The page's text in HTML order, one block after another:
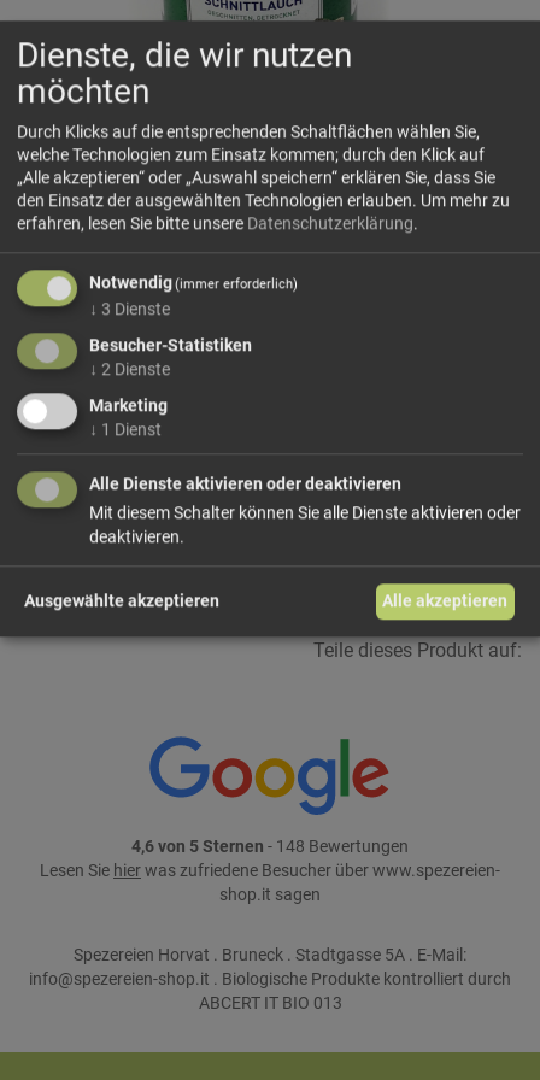
Schnittlauch gefriergetrocknet
Die aus dem Mittelmeerraum stammende Pflanze zählt zu
zwiebelähnlichen Geschmack. Mit Schnittlauch verbessern
und verfeinern Sie alle Arten von Speisen wie Salate und
Brotaufstriche sowie Suppen.
Größe: 50 g
In den Warenkorb
Teile dieses Produkt auf:
4,6 von 5 Sternen - 148 Bewertungen
Lesen Sie hierwas zufriedene Besucher über www.spezereien-
shop.it sagen
Spezereien Horvat . Bruneck . Stadtgasse 5A . E-Mail:
info@spezereien-shop.it . Biologische Produkte kontrolliert durch
ABCERT IT BIO 013
Dienste, die wir nutzen
möchten
Durch Klicks auf die entsprechenden Schaltflächen wählen Sie,
welche Technologien zum Einsatz kommen; durch den Klick auf
„Alle akzeptieren“ oder „Auswahl speichern“ erklären Sie, dass Sie
den Einsatz der ausgewählten Technologien erlauben. Um mehr zu
erfahren, lesen Sie bitte unsere Datenschutzerklärung.
Notwendig(immer erforderlich)
↓ 3 Dienste
Besucher-Statistiken
↓ 2 Dienste
Marketing
↓ 1 Dienst
Alle Dienste aktivieren oder deaktivieren
Mit diesem Schalter können Sie alle Dienste aktivieren oder
deaktivieren.
Ausgewählte akzeptieren Alle akzeptieren